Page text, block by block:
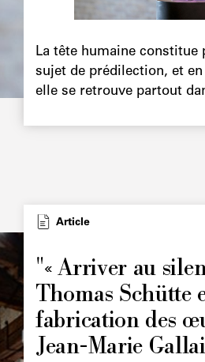
La tête humaine constitue
sujet de prédilection, et
elle se retrouve partout
TypeArticle
"« Arriver au
Thomas Schütte
fabrication des
Jean-Marie
Image
principale